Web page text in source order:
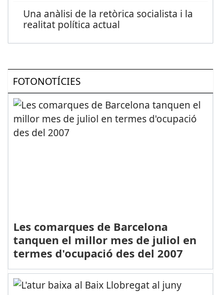
Una anàlisi de la retòrica socialista i la
realitat política actual
FOTONOTÍCIES
Les comarques de Barcelona
tanquen el millor mes de juliol en
termes d'ocupació des del 2007